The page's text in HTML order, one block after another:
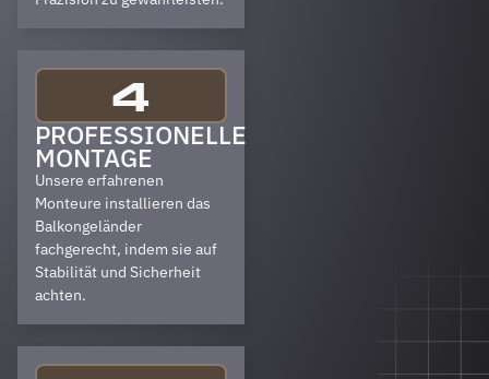
4
PROFESSIONELLE
MONTAGE
Unsere erfahrenen
Monteure installieren das
Balkongeländer
fachgerecht, indem sie auf
Stabilität und Sicherheit
achten.